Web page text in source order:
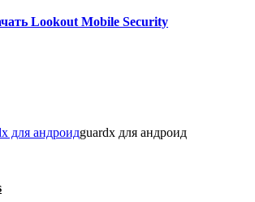
Lookout Mobile Security
guardx для андроид